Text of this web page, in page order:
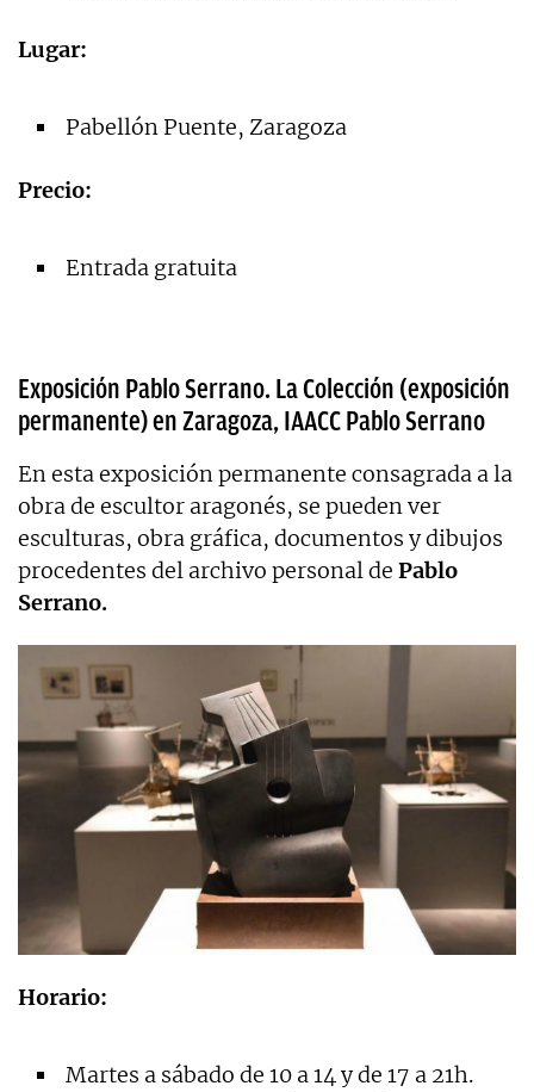
Lugar:
Pabellón Puente, Zaragoza
Precio:
Entrada gratuita
Exposición Pablo Serrano. La Colección (exposición
permanente) en Zaragoza, IAACC Pablo Serrano
En esta exposición permanente consagrada a la
obra de escultor aragonés, se pueden ver
esculturas, obra gráfica, documentos y dibujos
procedentes del archivo personal de Pablo
Serrano.
Horario:
Martes a sábado de 10 a 14 y de 17 a 21h.